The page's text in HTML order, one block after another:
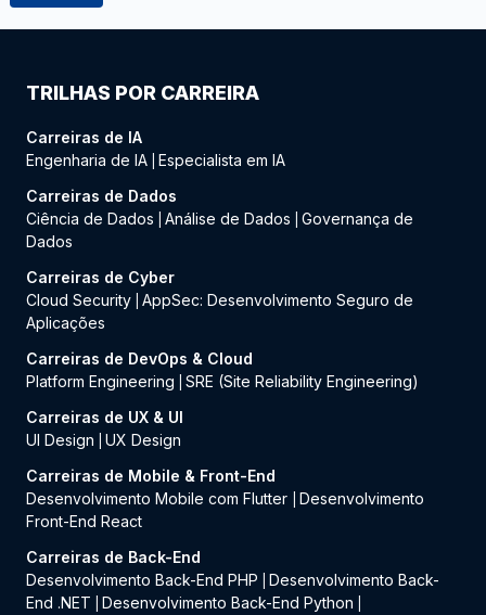
TRILHAS POR CARREIRA
Carreiras de IA
Engenharia de IA Especialista em IA
Carreiras de Dados
Ciência de Dados
Análise de Dados
Governança de
Dados
Carreiras de Cyber
Cloud Security AppSec: Desenvolvimento Seguro de
Aplicações
Carreiras de DevOps & Cloud
Platform Engineering
SRE (Site Reliability Engineering)
Carreiras de UX & UI
UI Design
UX Design
Carreiras de Mobile & Front-End
Desenvolvimento Mobile com Flutter
Desenvolvimento
Front-End React
Carreiras de Back-End
Desenvolvimento Back-End PHP
Desenvolvimento Back-
End .NET
Desenvolvimento Back-End Python